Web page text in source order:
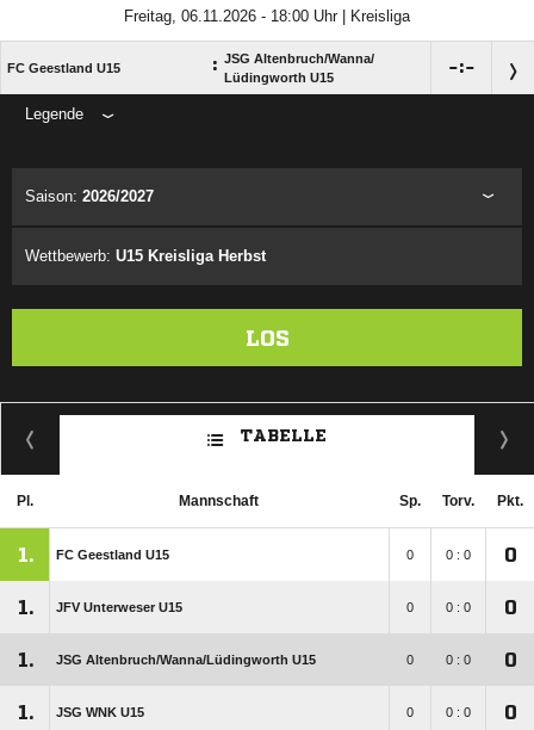
Freitag, 06.11.2026 - 18:00 Uhr | Kreisliga
FC Geestland U15 : JSG Altenbruch/​Wanna/​
Lüdingworth U15
:
Legende
Saison: 2026/2027
Wettbewerb: U15 Kreisliga Herbst
LOS
TABELLE
Pl. Mannschaft Sp. Torv. Pkt.
1. FC Geestland U15 0 0 : 0 0
1. JFV Unterweser U15 0 0 : 0 0
1. JSG Altenbruch/​Wanna/​Lüdingworth U15 0 0 : 0 0
1. JSG WNK U15 0 0 : 0 0